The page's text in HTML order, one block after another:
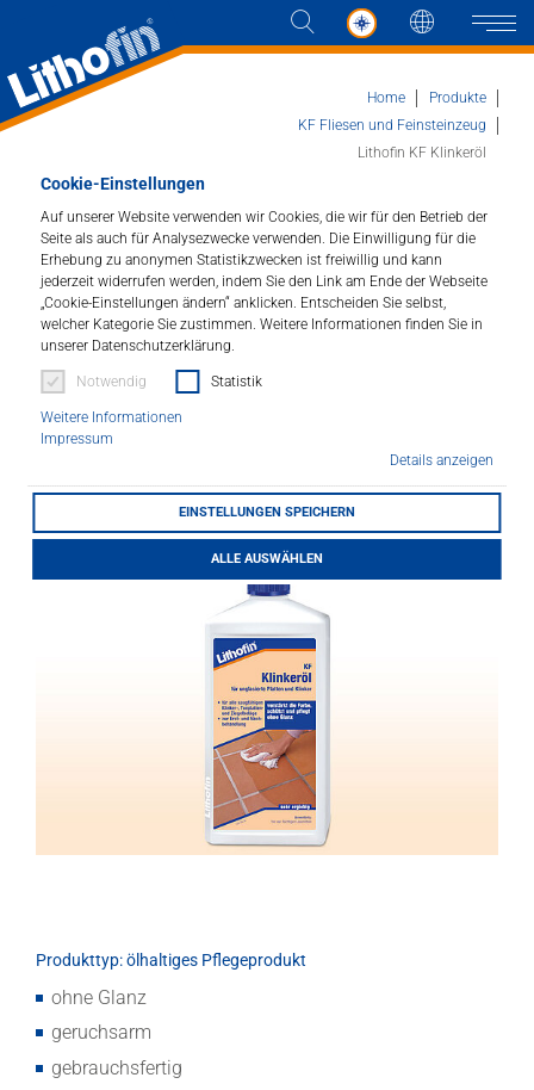
Cookie-Einstellungen
Auf unserer Website verwenden wir Cookies, die wir für den Betrieb der
Seite als auch für Analysezwecke verwenden. Die Einwilligung für die
Erhebung zu anonymen Statistikzwecken ist freiwillig und kann
jederzeit widerrufen werden, indem Sie den Link am Ende der Webseite
„Cookie-Einstellungen ändern“ anklicken. Entscheiden Sie selbst,
welcher Kategorie Sie zustimmen. Weitere Informationen finden Sie in
unserer Datenschutzerklärung.
Notwendig Statistik
Weitere Informationen
Impressum
Details anzeigen
EINSTELLUNGEN SPEICHERN
ALLE AUSWÄHLEN
Sprache
Produkte
Lösungen
Aktuelles
Unternehmen
Kontakt
LITHOFINDER
Download
Home
Produkte
KF Fliesen und Feinsteinzeug
Lithofin KF Klinkeröl
Lithofin KF Klinkeröl
Kräftigt die natürliche Farbe.
Artikelnummer : 120
Für alle Beläge aus saugfähigen, unglasierten Fliesen,
Klinker, Ton- und Ziegelplatten. Ergibt ein frisches
Aussehen, Flecken sind weniger sichtbar und die Pflege
ist erleichtert. Wirksam innen: mehrere Jahre, außen:
bis zu 6 Monate.
Produkttyp: ölhaltiges Pflegeprodukt
ohne Glanz
geruchsarm
gebrauchsfertig